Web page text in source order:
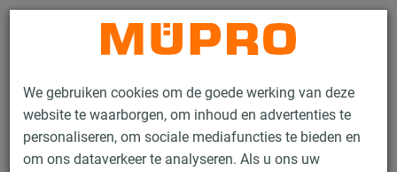
We gebruiken cookies om de goede werking van deze
website te waarborgen, om inhoud en advertenties te
personaliseren, om sociale mediafuncties te bieden en
om ons dataverkeer te analyseren. Als u ons uw
Contact